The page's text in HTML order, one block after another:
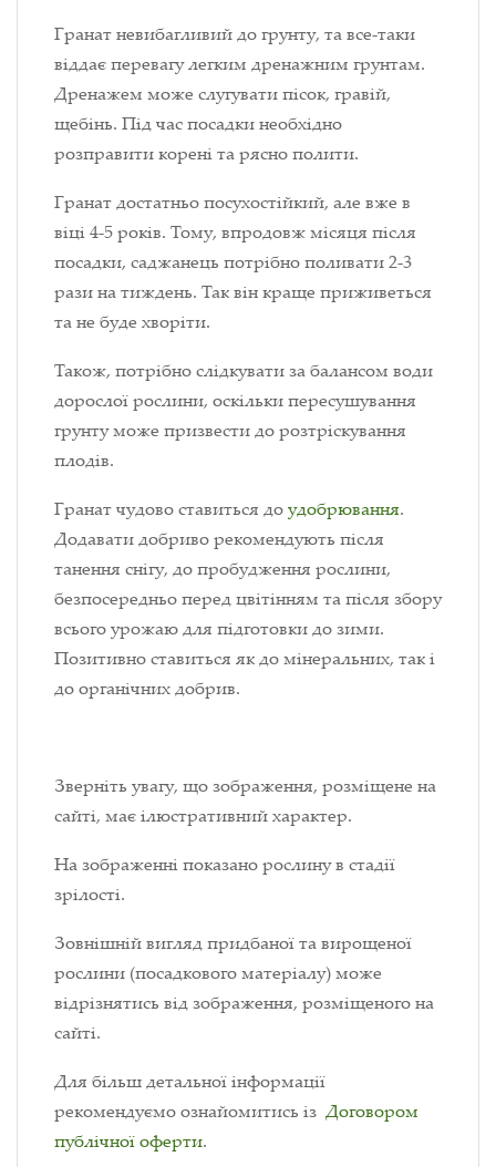
Гранат невибагливий до грунту, та все-таки
віддає перевагу легким дренажним грунтам.
Дренажем може слугувати пісок, гравій,
щебінь. Під час посадки необхідно
розправити корені та рясно полити.
Гранат достатньо посухостійкий, але вже в
віці 4-5 років. Тому, впродовж місяця після
посадки, саджанець потрібно поливати 2-3
рази на тиждень. Так він краще приживеться
та не буде хворіти.
Також, потрібно слідкувати за балансом води
дорослої рослини, оскільки пересушування
грунту може призвести до розтріскування
плодів.
Гранат чудово ставиться доудобрювання.
Додавати добриво рекомендують після
танення снігу, до пробудження рослини,
безпосередньо перед цвітінням та після збору
всього урожаю для підготовки до зими.
Позитивно ставиться як до мінеральних, так і
до органічних добрив.
Зверніть увагу, що зображення, розміщене на
сайті, має ілюстративний характер.
На зображенні показано рослину в стадії
зрілості.
Зовнішній вигляд придбаної та вирощеної
рослини (посадкового матеріалу) може
відрізнятись від зображення, розміщеного на
сайті.
Для більш детальної інформації
рекомендуємо ознайомитись із Договором
публічної оферти.